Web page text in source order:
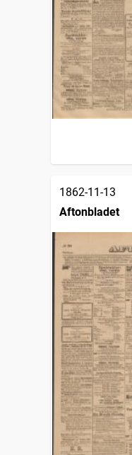
1862-11-13
Aftonbladet